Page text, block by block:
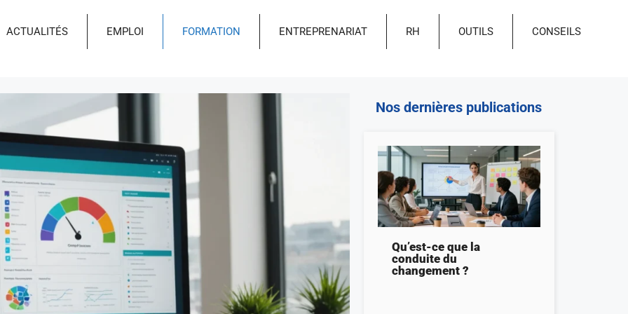
ACTUALITÉS EMPLOI FORMATION ENTREPRENARIAT RH OUTILS CONSEILS
Nos dernières publications
Qu’est-ce que la
conduite du
changement ?